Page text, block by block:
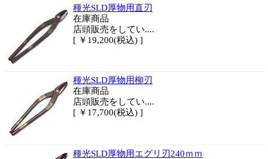
種光SLD厚物用直刃
在庫商品
店頭販売をしてい....
[ ￥19,200(税込) ]
種光SLD厚物用柳刃
在庫商品
店頭販売をしてい....
[ ￥17,700(税込) ]
種光SLD厚物用エグリ刃240ｍｍ